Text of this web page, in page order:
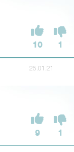
10 1
25.01.21
9 1